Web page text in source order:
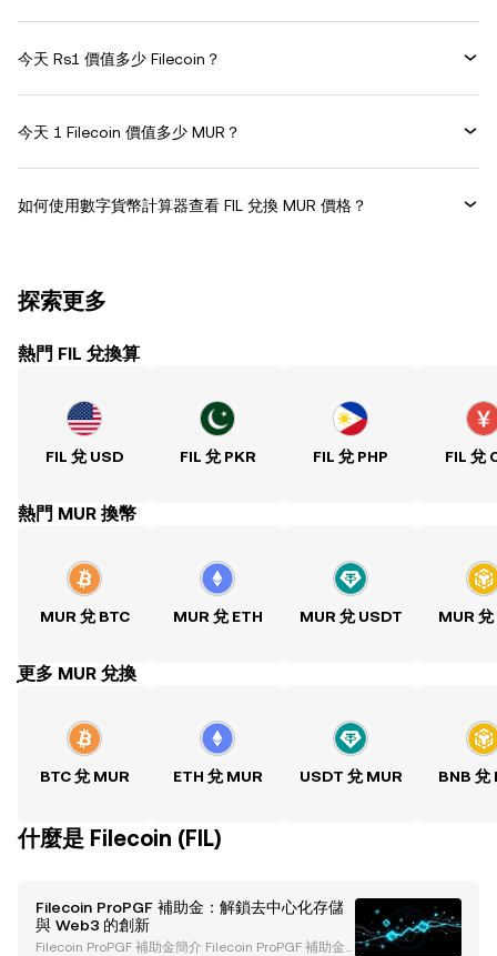
今天 Rs1 價值多少 Filecoin？
今天 1 Filecoin 價值多少 MUR？
如何使用數字貨幣計算器查看 FIL 兌換 MUR 價格？
探索更多
熱門 FIL 兌換算
FIL 兌 USD FIL 兌 PKR FIL 兌 PHP FIL 兌
熱門 MUR 換幣
MUR 兌 BTC MUR 兌 ETH MUR 兌 USDT MUR
ִִִִִִִִִִִִִִִִִִִִִִִִִִִִִִִִִִִִִִִִִִִִִִִִ更多 MUR 兌換
BTC 兌 MUR ETH 兌 MUR USDT 兌 MUR BNB 兌
什麼是 Filecoin (FIL)
Filecoin ProPGF 補助金：解鎖去中心化存儲
與 Web3 的創新
Filecoin ProPGF 補助金簡介 Filecoin ProPGF 補助金